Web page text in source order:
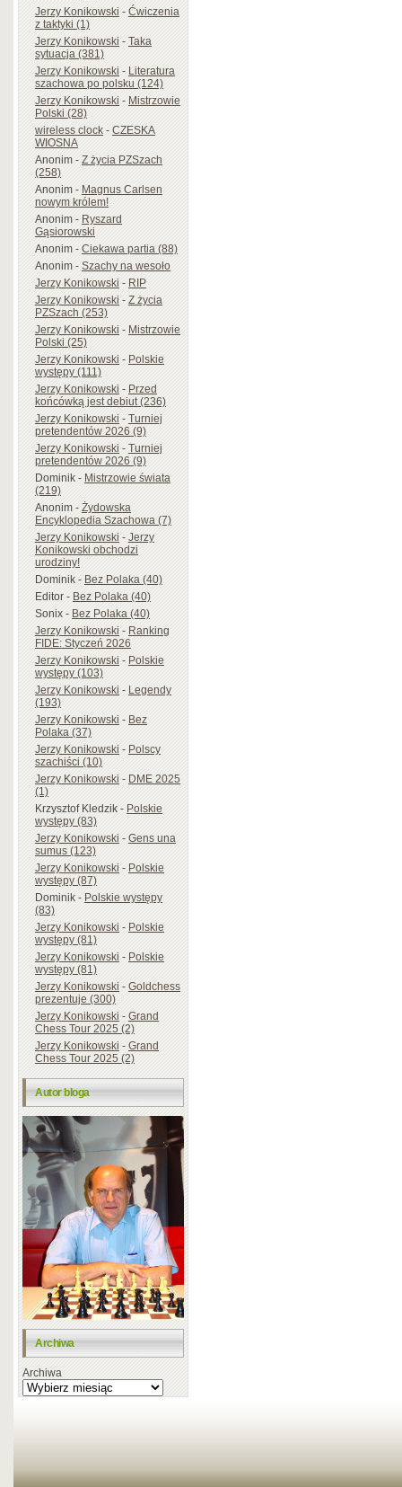
Jerzy Konikowski-Ćwiczenia
z taktyki (1)
Jerzy Konikowski-Taka
sytuacja (381)
Jerzy Konikowski-Literatura
szachowa po polsku (124)
Jerzy Konikowski-Mistrzowie
Polski (28)
wireless clock-CZESKA
WIOSNA
Anonim-Z życia PZSzach
(258)
Anonim-Magnus Carlsen
nowym królem!
Anonim-Ryszard
Gąsiorowski
Anonim-Ciekawa partia (88)
Anonim-Szachy na wesoło
Jerzy Konikowski-RIP
Jerzy Konikowski-Z życia
PZSzach (253)
Jerzy Konikowski-Mistrzowie
Polski (25)
Jerzy Konikowski-Polskie
występy (111)
Jerzy Konikowski-Przed
końcówką jest debiut (236)
Jerzy Konikowski-Turniej
pretendentów 2026 (9)
Jerzy Konikowski-Turniej
pretendentów 2026 (9)
Dominik-Mistrzowie świata
(219)
Anonim-Żydowska
Encyklopedia Szachowa (7)
Jerzy Konikowski-Jerzy
Konikowski obchodzi
urodziny!
Dominik-Bez Polaka (40)
Editor-Bez Polaka (40)
Sonix-Bez Polaka (40)
Jerzy Konikowski-Ranking
FIDE: Styczeń 2026
Jerzy Konikowski-Polskie
występy (103)
Jerzy Konikowski-Legendy
(193)
Jerzy Konikowski-Bez
Polaka (37)
Jerzy Konikowski-Polscy
szachiści (10)
Jerzy Konikowski-DME 2025
(1)
Krzysztof Kledzik-Polskie
występy (83)
Jerzy Konikowski-Gens una
sumus (123)
Jerzy Konikowski-Polskie
występy (87)
Dominik-Polskie występy
(83)
Jerzy Konikowski-Polskie
występy (81)
Jerzy Konikowski-Polskie
występy (81)
Jerzy Konikowski-Goldchess
prezentuje (300)
Jerzy Konikowski-Grand
Chess Tour 2025 (2)
Jerzy Konikowski-Grand
Chess Tour 2025 (2)
Autor bloga
Archiwa
Archiwa